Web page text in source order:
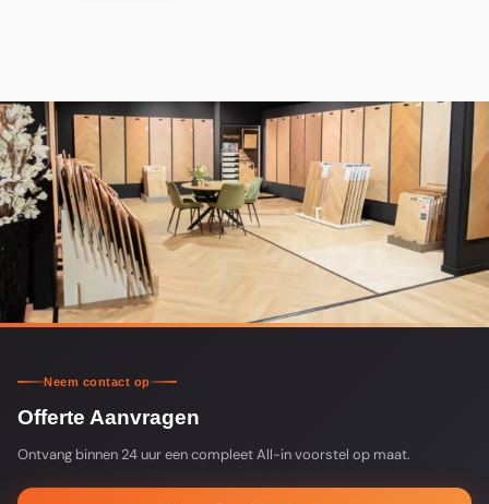
Neem contact op
Offerte Aanvragen
Ontvang binnen 24 uur een compleet All-in voorstel op maat.